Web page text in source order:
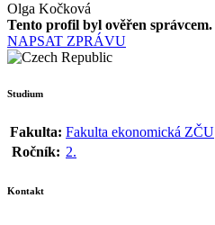
Olga Kočková
Tento profil byl ověřen správcem.
NAPSAT ZPRÁVU
Studium
Fakulta: Fakulta ekonomická ZČU
Ročník: 2.
Kontakt